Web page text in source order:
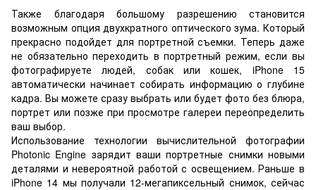
Также благодаря большому разрешению становится
возможным опция двухкратного оптического зума. Который
прекрасно подойдет для портретной съемки. Теперь даже
не обязательно переходить в портретный режим, если вы
фотографируете людей, собак или кошек, iPhone 15
автоматически начинает собирать информацию о глубине
кадра. Вы можете сразу выбрать или будет фото без блюра,
портрет или позже при просмотре галереи переопределить
ваш выбор.
Использование технологии вычислительной фотографии
Photonic Engine зарядит ваши портретные снимки новыми
деталями и невероятной работой с освещением. Раньше в
iPhone 14 мы получали 12-мегапиксельный снимок, сейчас